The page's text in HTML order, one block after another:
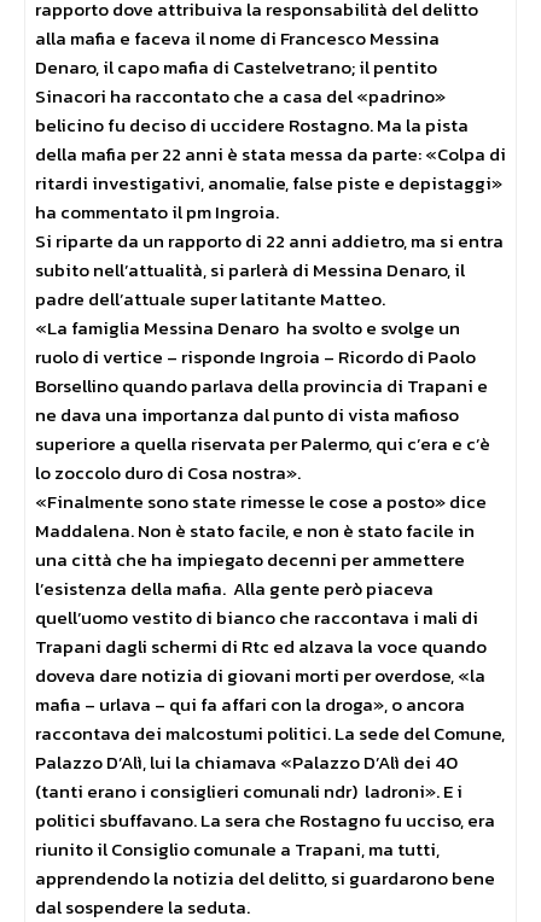
rapporto dove attribuiva la responsabilità del delitto
alla mafia e faceva il nome di Francesco Messina
Denaro, il capo mafia di Castelvetrano; il pentito
Sinacori ha raccontato che a casa del «padrino»
belicino fu deciso di uccidere Rostagno. Ma la pista
della mafia per 22 anni è stata messa da parte: «Colpa di
ritardi investigativi, anomalie, false piste e depistaggi»
ha commentato il pm Ingroia.
Si riparte da un rapporto di 22 anni addietro, ma si entra
subito nell’attualità, si parlerà di Messina Denaro, il
padre dell’attuale super latitante Matteo.
«La famiglia Messina Denaro ha svolto e svolge un
ruolo di vertice – risponde Ingroia – Ricordo di Paolo
Borsellino quando parlava della provincia di Trapani e
ne dava una importanza dal punto di vista mafioso
superiore a quella riservata per Palermo, qui c’era e c’è
lo zoccolo duro di Cosa nostra».
«Finalmente sono state rimesse le cose a posto» dice
Maddalena. Non è stato facile, e non è stato facile in
una città che ha impiegato decenni per ammettere
l’esistenza della mafia. Alla gente però piaceva
quell’uomo vestito di bianco che raccontava i mali di
Trapani dagli schermi di Rtc ed alzava la voce quando
doveva dare notizia di giovani morti per overdose, «la
mafia – urlava – qui fa affari con la droga», o ancora
raccontava dei malcostumi politici. La sede del Comune,
Palazzo D’Alì, lui la chiamava «Palazzo D’Alì dei 40
(tanti erano i consiglieri comunali ndr) ladroni». E i
politici sbuffavano. La sera che Rostagno fu ucciso, era
riunito il Consiglio comunale a Trapani, ma tutti,
apprendendo la notizia del delitto, si guardarono bene
dal sospendere la seduta.